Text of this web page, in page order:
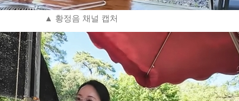
▲ 황정음 채널 캡처